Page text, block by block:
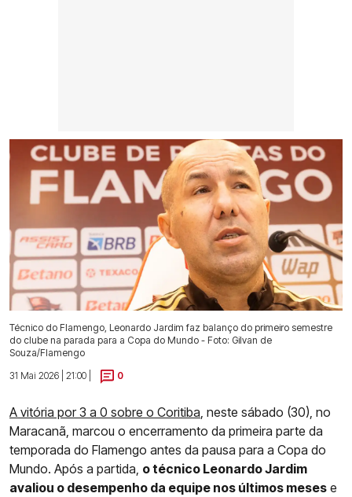
Técnico do Flamengo, Leonardo Jardim faz balanço do primeiro semestre
do clube na parada para a Copa do Mundo - Foto: Gilvan de
Souza/Flamengo
31 Mai 2026 | 21:00 |
0
A vitória por 3 a 0 sobre o Coritiba , neste sábado (30), no
Maracanã, marcou o encerramento da primeira parte da
temporada do Flamengo antes da pausa para a Copa do
Mundo. Após a partida, o técnico Leonardo Jardim
avaliou o desempenho da equipe nos últimos meses e